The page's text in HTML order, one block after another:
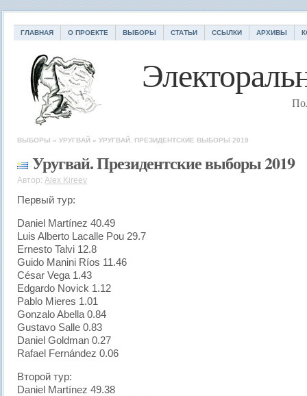
ГЛАВНАЯ О ПРОЕКТЕ ВЫБОРЫ СТАТЬИ ССЫЛКИ АРХИВЫ
ВЫБОРЫ » УРУГВАЙ » УРУГВАЙ. ПРЕЗИДЕНТСКИЕ ВЫБОРЫ 2019
Уругвай. Президентские выборы 2019
Автор: Alex Kireev
Первый тур:
Daniel Martínez 40.49
Luis Alberto Lacalle Pou 29.7
Ernesto Talvi 12.8
Guido Manini Ríos 11.46
César Vega 1.43
Edgardo Novick 1.12
Pablo Mieres 1.01
Gonzalo Abella 0.84
Gustavo Salle 0.83
Daniel Goldman 0.27
Rafael Fernández 0.06
Второй тур:
Daniel Martínez 49.38